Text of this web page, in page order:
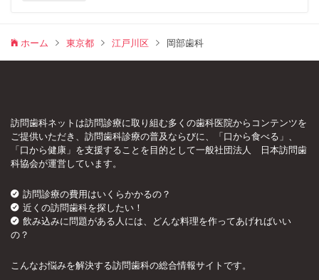
ホーム 東京都 江戸川区 岡部歯科
訪問歯科ネットは訪問診療に取り組む多くの歯科医院からコンテンツを
ご提供いただき、訪問歯科診療の普及ならびに、「口から食べる」、
「口から健康」を支援することを目的として一般社団法人 日本訪問歯
科協会が運営しています。
訪問診療の費用はいくらかかるの？
近くの訪問歯科を探したい！
飲み込みに問題がある人には、どんな料理を作ってあげればいい
の？
こんなお悩みを解決する訪問歯科の総合情報サイトです。